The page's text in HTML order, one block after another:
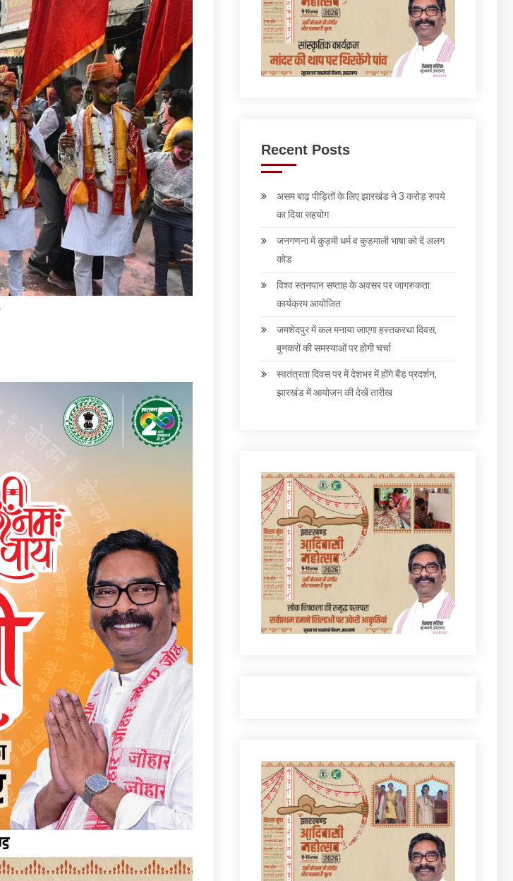
Recent Posts
असम बाढ़ पीड़ितों के लिए झारखंड ने 3 करोड़ रुपये
का दिया सहयोग
जनगणना में कुड़मी धर्म व कुड़माली भाषा को दें अलग
कोड
विश्व स्तनपान सप्ताह के अवसर पर जागरुकता
कार्यक्रम आयोजित
जमशेदपुर में कल मनाया जाएगा हस्तकरथा दिवस,
बुनकरों की समस्याओं पर होगी चर्चा
स्वतंत्रता दिवस पर में देशभर में होंगे बैंड प्रदर्शन,
झारखंड में आयोजन की देखें तारीख